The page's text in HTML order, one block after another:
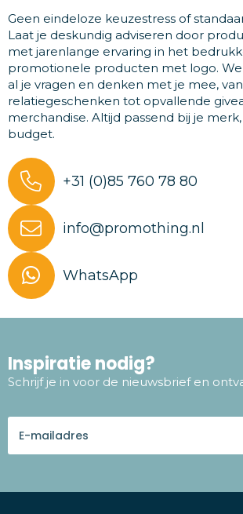
Geen eindeloze keuzestress of
Laat je deskundig adviseren door
met jarenlange ervaring in het
promotionele producten met logo.
al je vragen en denken met je mee,
relatiegeschenken tot opvallende
merchandise. Altijd passend bij je
budget.
+31 (0)85 760 78 80
info@promothing.nl
WhatsApp
Inspiratie nodig?
Schrijf je in voor de nieuwsbrief en